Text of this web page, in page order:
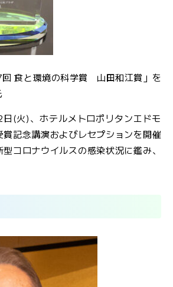
回 食と環境の科学賞 山田和江賞」を
(火)、ホテルメトロポリタンエドモ
賞記念講演およびレセプションを開催
コロナウイルスの感染状況に鑑み、